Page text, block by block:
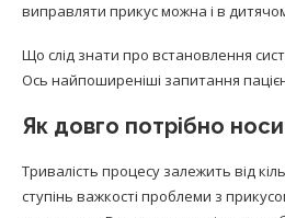
виправляти прикус можна і в
Що слід знати про встановлення
Ось найпоширеніші запитання
Як довго потрібно
Тривалість процесу залежить від
ступінь важкості проблеми з